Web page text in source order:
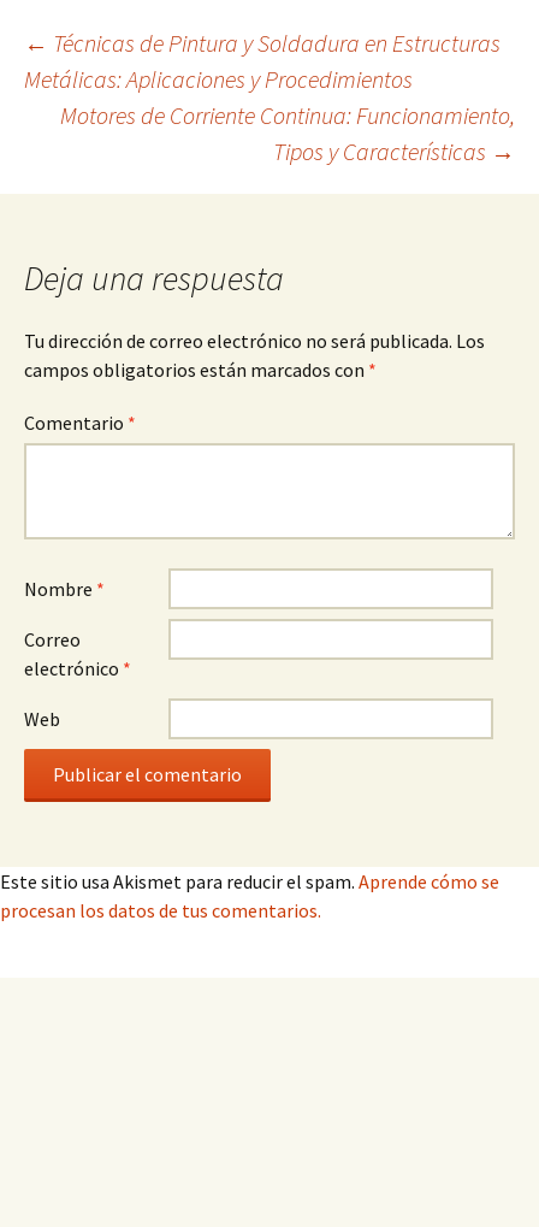
Navegación
de
entradas
← Técnicas de Pintura y Soldadura en Estructuras
Metálicas: Aplicaciones y Procedimientos
Motores de Corriente Continua: Funcionamiento,
Tipos y Características →
Deja una respuesta
Tu dirección de correo electrónico no será publicada. Los
campos obligatorios están marcados con *
Comentario *
Nombre *
Correo
electrónico *
Web
Este sitio usa Akismet para reducir el spam. Aprende cómo se
procesan los datos de tus comentarios.